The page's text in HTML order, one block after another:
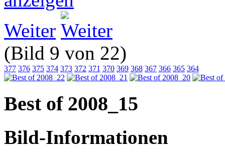
Weiter
(Bild 9 von 22)
377 376 375 374 373 372 371 370 369 368 367 366 365 364
Best of 2008_15
Bild-Informationen